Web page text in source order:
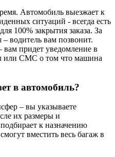
Автомобиль выезжает к
ситуаций - всегда есть
100% закрытия заказа. За
водитель вам позвонит.
вам придет уведомление в
или СМС о том что машина
в автомобиль?
– вы указываете
их размеры и
к назначению
вместить весь багаж в